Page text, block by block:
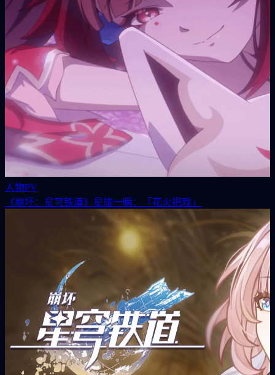
人物PV
《崩坏：星穹铁道》星旅一瞬：「花火把戏」